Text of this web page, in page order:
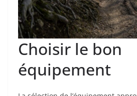
Choisir le bon
équipement